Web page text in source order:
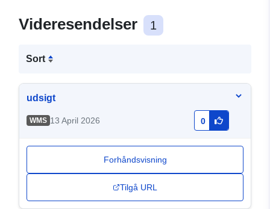
Videresendelser 1
Sort
udsigt
WMS 13 April 2026 0
Forhåndsvisning
Tilgå URL